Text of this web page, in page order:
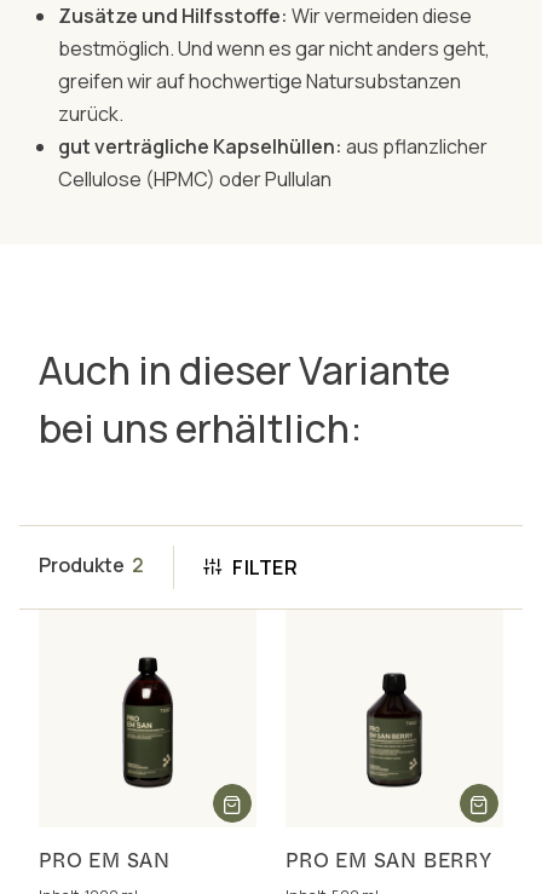
Zusätze und Hilfsstoffe: Wir vermeiden diese
bestmöglich. Und wenn es gar nicht anders geht,
greifen wir auf hochwertige Natursubstanzen
zurück.
gut verträgliche Kapselhüllen: aus pflanzlicher
Cellulose (HPMC) oder Pullulan
Auch in dieser Variante
bei uns erhältlich:
Produkte 2 FILTER
PRO EM SAN PRO EM SAN BERRY